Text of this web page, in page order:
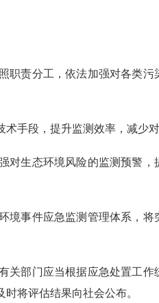
责分工，依法加强对各类
手段，提升监测效率，减少
生态环境风险的监测预警
事件应急监测管理体系，
关部门应当根据应急处置工
将评估结果向社会公布。